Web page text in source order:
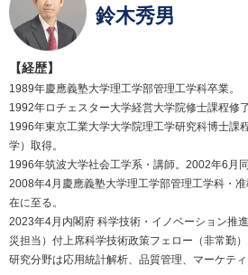
鈴木秀男
【経歴】
1989年慶應義塾大学理工学部管理工学科卒業。
1992年ロチェスター大学経営大学院修士課程修了
1996年東京工業大学大学院理工学研究科博士課
学）取得。
1996年筑波大学社会工学系・講師。2002年6月同
2008年4月慶應義塾大学理工学部管理工学科・
在に至る。
2023年4月内閣府 科学技術・イノベーション推
災担当）付上席科学技術政策フェロー（非常勤）
研究分野は応用統計解析、品質管理、マーケティ